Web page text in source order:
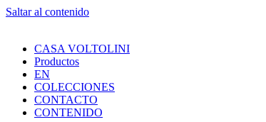
Saltar al contenido
CASA VOLTOLINI
Productos
EN
COLECCIONES
CONTACTO
CONTENIDO